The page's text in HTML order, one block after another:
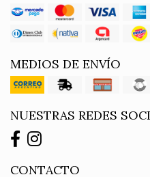
MEDIOS DE ENVÍO
NUESTRAS REDES
CONTACTO